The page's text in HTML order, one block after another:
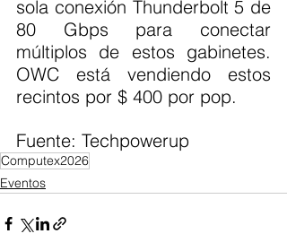
sola conexión Thunderbolt 5 de
80 Gbps para conectar
múltiplos de estos gabinetes.
OWC está vendiendo estos
recintos por $ 400 por pop.
Fuente: Techpowerup
Computex2026
Eventos